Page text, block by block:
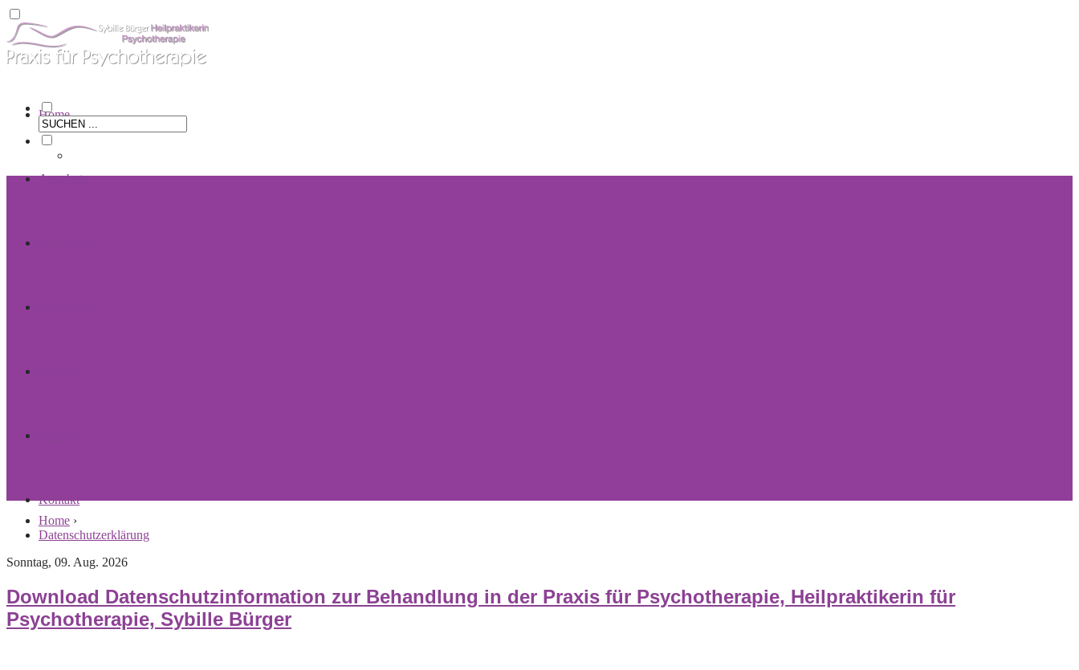
Home
Angebote
Kontakt
Home ›
Datenschutzerklärung
Sonntag, 09. Aug. 2026
Download Datenschutzinformation zur Behandlung in der Praxis für Psychotherapie, Heilpraktikerin für
Psychotherapie, Sybille Bürger